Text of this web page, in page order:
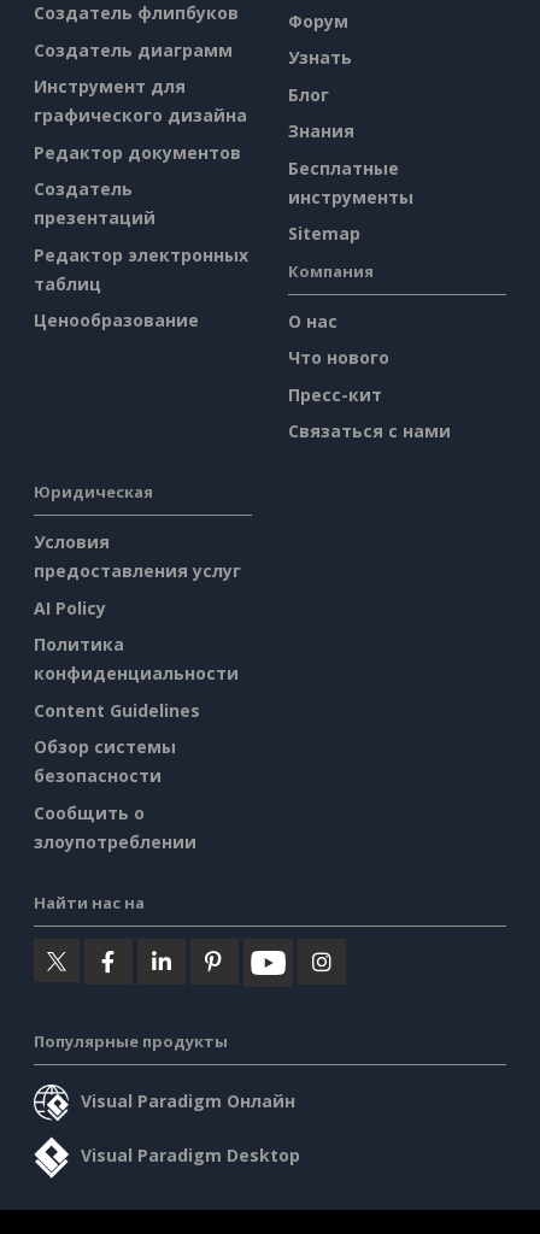
Создатель флипбуков
Создатель диаграмм
Инструмент для
графического дизайна
Редактор документов
Создатель
презентаций
Редактор электронных
таблиц
Ценообразование
Форум
Узнать
Блог
Знания
Бесплатные
инструменты
Sitemap
Компания
О нас
Что нового
Пресс-кит
Связаться с нами
Юридическая
Условия
предоставления услуг
AI Policy
Политика
конфиденциальности
Content Guidelines
Обзор системы
безопасности
Сообщить о
злоупотреблении
Найти нас на
Популярные продукты
Visual Paradigm Онлайн
Visual Paradigm Desktop